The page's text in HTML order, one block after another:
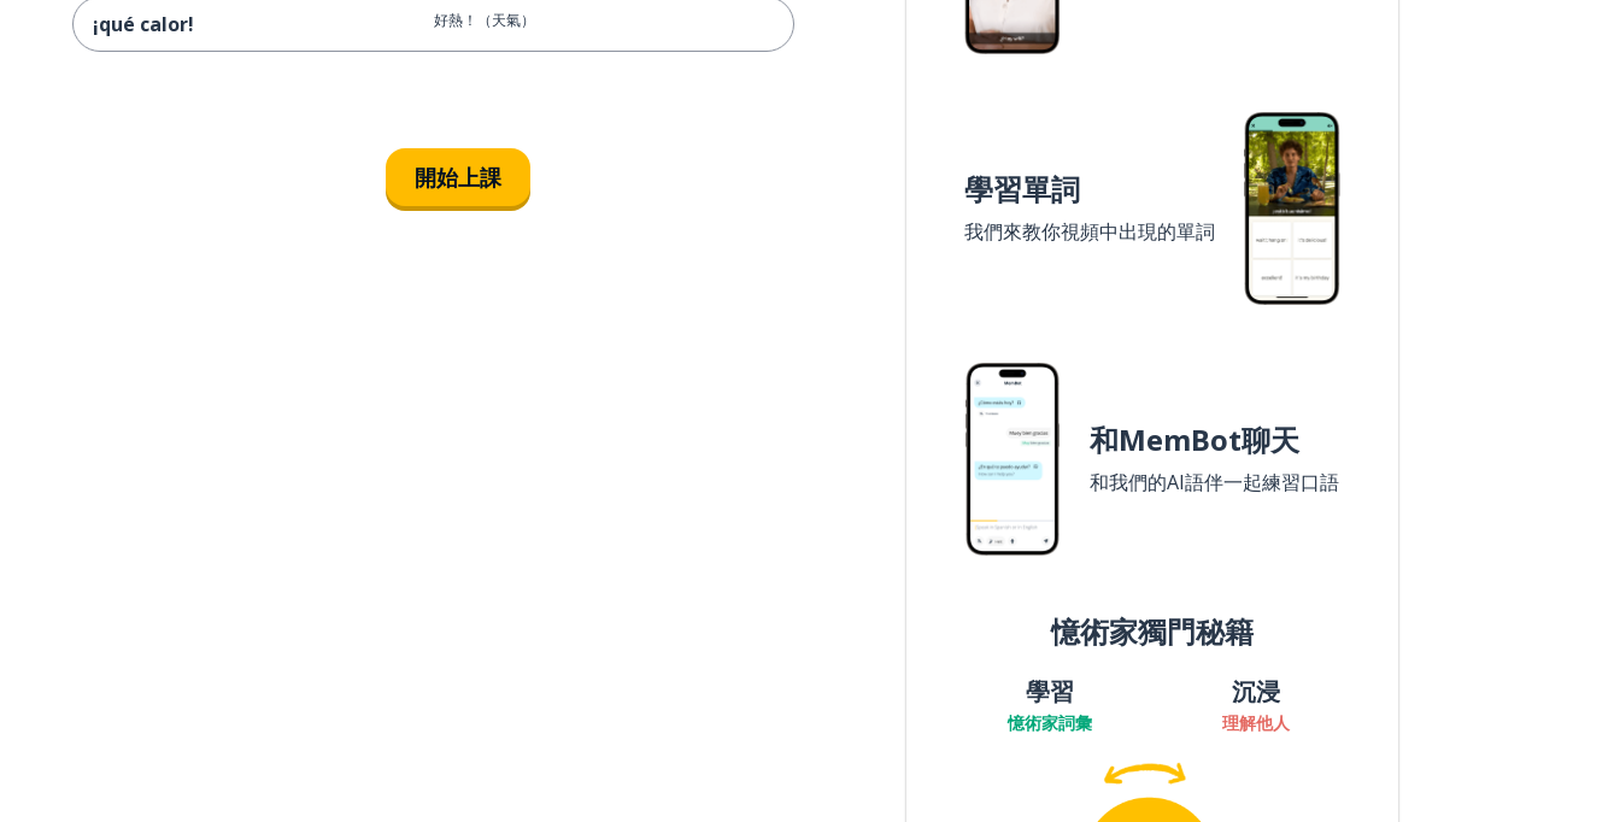
¡qué calor! 好熱！（天氣）
開始上課 學習單詞
我們來教你視頻中出現的單詞
和MemBot聊天
和我們的AI語伴一起練習口語
憶術家獨門秘籍
學習
憶術家詞彙
沉浸
理解他人